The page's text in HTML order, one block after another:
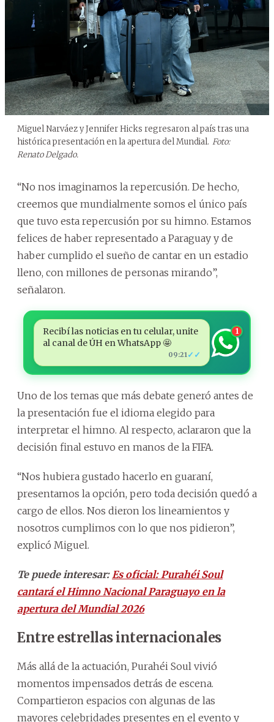
Miguel Narváez y Jennifer Hicks regresaron al país tras una
histórica presentación en la apertura del Mundial. Foto:
Renato Delgado.
“No nos imaginamos la repercusión. De hecho,
creemos que mundialmente somos el único país
que tuvo esta repercusión por su himno. Estamos
felices de haber representado a Paraguay y de
haber cumplido el sueño de cantar en un estadio
lleno, con millones de personas mirando”,
señalaron.
Recibí las noticias en tu celular, unite
al canal de ÚH en WhatsApp 🤩
09:21✓✓
1
Uno de los temas que más debate generó antes de
la presentación fue el idioma elegido para
interpretar el himno. Al respecto, aclararon que la
decisión final estuvo en manos de la FIFA.
“Nos hubiera gustado hacerlo en guaraní,
presentamos la opción, pero toda decisión quedó a
cargo de ellos. Nos dieron los lineamientos y
nosotros cumplimos con lo que nos pidieron”,
explicó Miguel.
Te puede interesar: Es oficial: Purahéi Soul
cantará el Himno Nacional Paraguayo en la
apertura del Mundial 2026
Entre estrellas internacionales
Más allá de la actuación, Purahéi Soul vivió
momentos impensados detrás de escena.
Compartieron espacios con algunas de las
mayores celebridades presentes en el evento y